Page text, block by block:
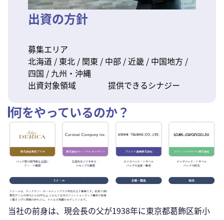
出資の方針
募集エリア
北海道 / 東北 / 関東 / 中部 / 近畿 / 中国地方 /
四国 / 九州・沖縄
出資対象領域
提供できるシナジー
何をやっているのか？
当社の前身は、現会長の父が1938年に東京都葛飾区新小